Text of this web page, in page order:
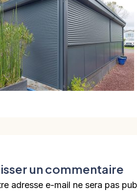
un commentaire
adresse e-mail ne sera pas